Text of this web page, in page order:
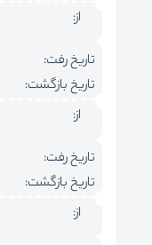
از:
تاریخ رفت:
تاریخ بازگشت:
از:
تاریخ رفت:
تاریخ بازگشت:
از: